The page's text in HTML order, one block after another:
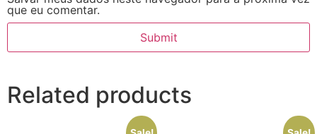
que eu comentar.
Related products